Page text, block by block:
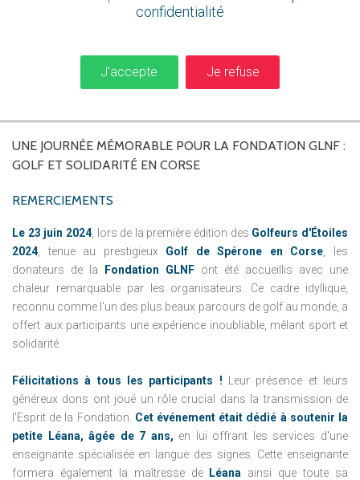
UNE JOURNÉE MÉMORABLE POUR LA FONDATION GLNF :
GOLF ET SOLIDARITÉ EN CORSE
REMERCIEMENTS
Le 23 juin 2024, lors de la première édition des Golfeurs d'Étoiles
2024, tenue au prestigieux Golf de Spérone en Corse , les
donateurs de la
Fondation GLNF ont été accueillis avec une
chaleur remarquable par les organisateurs. Ce cadre idyllique,
reconnu comme l'un des plus beaux parcours de golf au monde, a
offert aux participants une expérience inoubliable, mêlant sport et
solidarité.
Félicitations à tous les participants ! Leur présence et leurs
généreux dons ont joué un rôle crucial dans la transmission de
l'Esprit de la Fondation. Cet événement était dédié à soutenir la
petite Léana, âgée de 7 ans, en lui offrant les services d'une
enseignante spécialisée en langue des signes. Cette enseignante
formera également la maîtresse de
Léana ainsi que toute sa
confidentialité
J'accepte Je refuse